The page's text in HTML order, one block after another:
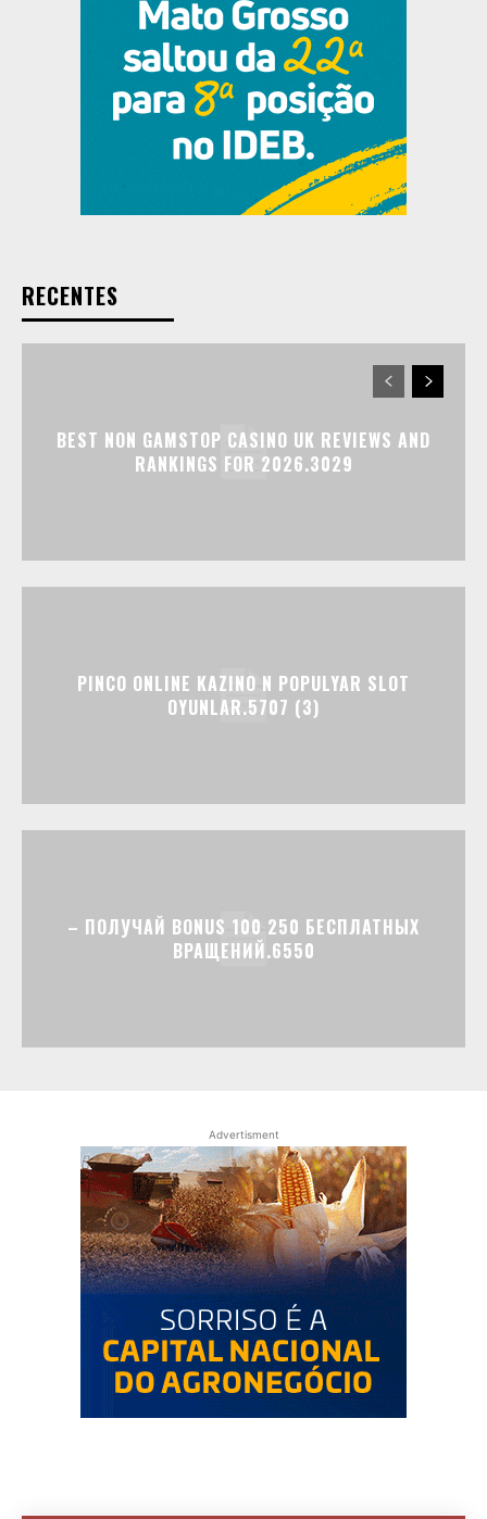
RECENTES
BEST NON GAMSTOP CASINO UK REVIEWS AND
RANKINGS FOR 2026.3029
PINCO ONLINE KAZINO N POPULYAR SLOT
OYUNLAR.5707 (3)
– ПОЛУЧАЙ BONUS 100 250 БЕСПЛАТНЫХ
ВРАЩЕНИЙ.6550
Advertisment